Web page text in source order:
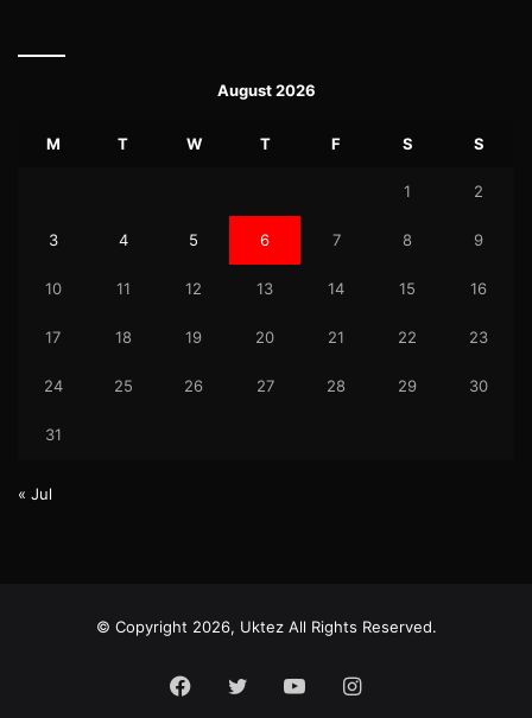
August 2026
M T W T F S S
1 2
3 4 5 6 7 8 9
10 11 12 13 14 15 16
17 18 19 20 21 22 23
24 25 26 27 28 29 30
31
« Jul
© Copyright 2026, Uktez All Rights Reserved.
Facebook
Twitter YouTubeInstagram